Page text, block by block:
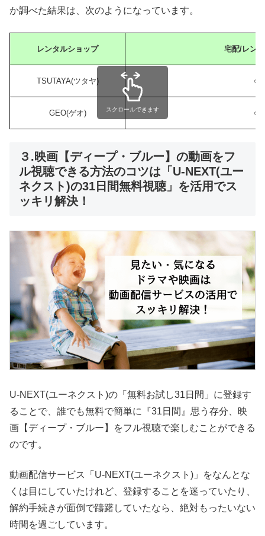
か調べた結果は、次のようになっています。
レンタルショップ 宅配/レン
TSUTAYA(ツタヤ) ○
GEO(ゲオ) ○
スクロールできます
３.映画【ディープ・ブルー】の動画をフ
ル視聴できる方法のコツは「U-NEXT(ユー
ネクスト)の31日間無料視聴」を活用でス
ッキリ解決！
U-NEXT(ユーネクスト)の「無料お試し31日間」に登録す
ることで、誰でも無料で簡単に『31日間』思う存分、映
画【ディープ・ブルー】をフル視聴で楽しむことができる
のです。
動画配信サービス「U-NEXT(ユーネクスト)」をなんとな
くは目にしていたけれど、登録することを迷っていたり、
解約手続きが面倒で躊躇していたなら、絶対もったいない
時間を過ごしています。